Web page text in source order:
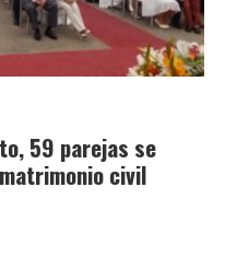
59 parejas se
civil